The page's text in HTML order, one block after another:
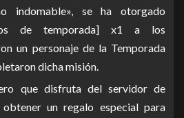
indomable», se ha otorgado
de temporada] x1 a los
un personaje de la Temporada
dicha misión.
que disfruta del servidor de
un regalo especial para